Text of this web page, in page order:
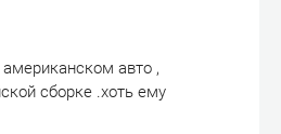
авто ,
сборке .хоть ему